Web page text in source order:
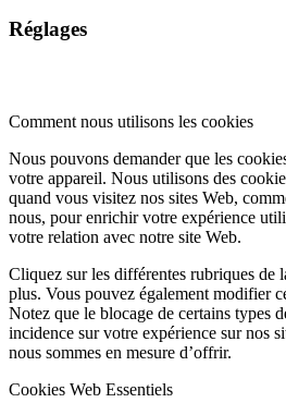
Réglages
Comment nous utilisons les cookies
Nous pouvons demander que les
votre appareil. Nous utilisons des
quand vous visitez nos sites Web,
nous, pour enrichir votre expérience
votre relation avec notre site Web.
Cliquez sur les différentes rubriques de
plus. Vous pouvez également modifier
Notez que le blocage de certains types
incidence sur votre expérience sur nos
nous sommes en mesure d’offrir.
Cookies Web Essentiels